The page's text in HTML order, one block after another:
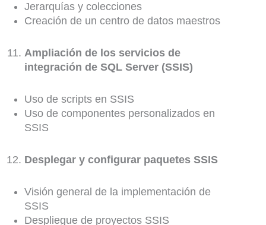
Jerarquías y colecciones
Creación de un centro de datos maestros
Ampliación de los servicios de
integración de SQL Server (SSIS)
Uso de scripts en SSIS
Uso de componentes personalizados en
SSIS
Desplegar y configurar paquetes SSIS
Visión general de la implementación de
SSIS
Despliegue de proyectos SSIS